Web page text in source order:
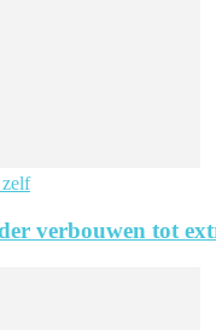
verbouwen tot